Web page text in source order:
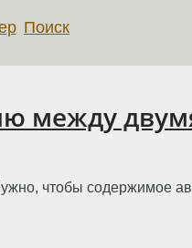
Поиск
между
чтобы содержимое